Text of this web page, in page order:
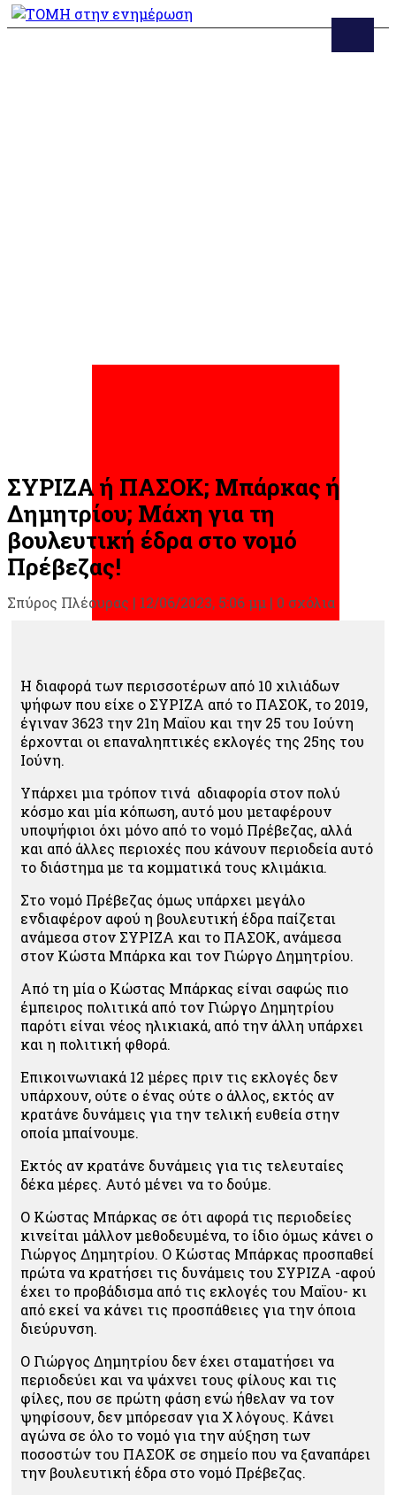
ΣΥΡΙΖΑ ή ΠΑΣΟΚ; Μπάρκας ή
Δημητρίου; Μάχη για τη
βουλευτική έδρα στο νομό
Πρέβεζας!
Σπύρος Πλέουρας | 12/06/2023, 5:06 μμ | 0 σχόλια
Η διαφορά των περισσοτέρων από 10 χιλιάδων
ψήφων που είχε ο ΣΥΡΙΖΑ από το ΠΑΣΟΚ, το 2019,
έγιναν 3623 την 21η Μαϊου και την 25 του Ιούνη
έρχονται οι επαναληπτικές εκλογές της 25ης του
Ιούνη.
Υπάρχει μια τρόπον τινά αδιαφορία στον πολύ
κόσμο και μία κόπωση, αυτό μου μεταφέρουν
υποψήφιοι όχι μόνο από το νομό Πρέβεζας, αλλά
και από άλλες περιοχές που κάνουν περιοδεία αυτό
το διάστημα με τα κομματικά τους κλιμάκια.
Στο νομό Πρέβεζας όμως υπάρχει μεγάλο
ενδιαφέρον αφού η βουλευτική έδρα παίζεται
ανάμεσα στον ΣΥΡΙΖΑ και το ΠΑΣΟΚ, ανάμεσα
στον Κώστα Μπάρκα και τον Γιώργο Δημητρίου.
Από τη μία ο Κώστας Μπάρκας είναι σαφώς πιο
έμπειρος πολιτικά από τον Γιώργο Δημητρίου
παρότι είναι νέος ηλικιακά, από την άλλη υπάρχει
και η πολιτική φθορά.
Επικοινωνιακά 12 μέρες πριν τις εκλογές δεν
υπάρχουν, ούτε ο ένας ούτε ο άλλος, εκτός αν
κρατάνε δυνάμεις για την τελική ευθεία στην
οποία μπαίνουμε.
Εκτός αν κρατάνε δυνάμεις για τις τελευταίες
δέκα μέρες. Αυτό μένει να το δούμε.
Ο Κώστας Μπάρκας σε ότι αφορά τις περιοδείες
κινείται μάλλον μεθοδευμένα, το ίδιο όμως κάνει ο
Γιώργος Δημητρίου. Ο Κώστας Μπάρκας προσπαθεί
πρώτα να κρατήσει τις δυνάμεις του ΣΥΡΙΖΑ -αφού
έχει το προβάδισμα από τις εκλογές του Μαϊου- κι
από εκεί να κάνει τις προσπάθειες για την όποια
διεύρυνση.
Ο Γιώργος Δημητρίου δεν έχει σταματήσει να
περιοδεύει και να ψάχνει τους φίλους και τις
φίλες, που σε πρώτη φάση ενώ ήθελαν να τον
ψηφίσουν, δεν μπόρεσαν για Χ λόγους. Κάνει
αγώνα σε όλο το νομό για την αύξηση των
ποσοστών του ΠΑΣΟΚ σε σημείο που να ξαναπάρει
την βουλευτική έδρα στο νομό Πρέβεζας.